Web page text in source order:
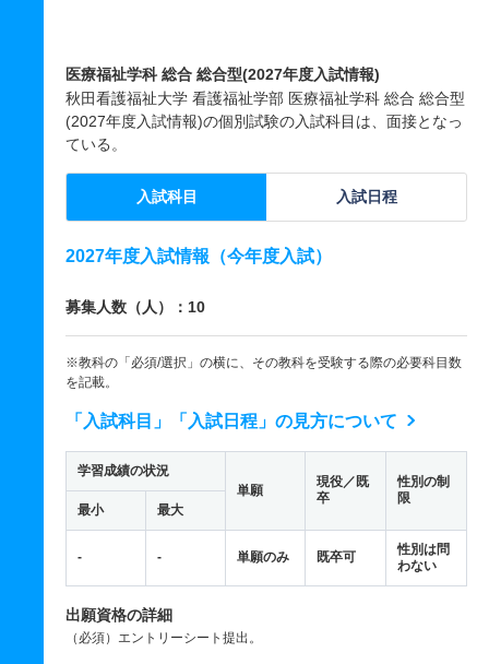
医療福祉学科 総合 総合型(2027年度入試情報)
秋田看護福祉大学 看護福祉学部 医療福祉学科 総合 総合型
(2027年度入試情報)の個別試験の入試科目は、面接となっ
ている。
入試科目 入試日程
2027年度入試情報（今年度入試）
募集人数（人）：10
※教科の「必須/選択」の横に、その教科を受験する際の必要科目数
を記載。
「入試科目」「入試日程」の見方について
学習成績の状況
単願
現役／既
卒
性別の制
限
最小 最大
- - 単願のみ 既卒可
性別は問
わない
出願資格の詳細
（必須）エントリーシート提出。